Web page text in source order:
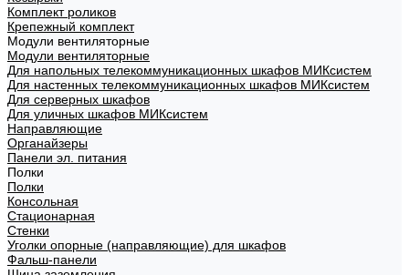
Комплект роликов
Крепежный комплект
Модули вентиляторные
Модули вентиляторные
Для напольных телекоммуникационных шкафов МИКсистем
Для настенных телекоммуникационных шкафов МИКсистем
Для серверных шкафов
Для уличных шкафов МИКсистем
Направляющие
Органайзеры
Панели эл. питания
Полки
Полки
Консольная
Стационарная
Стенки
Уголки опорные (направляющие) для шкафов
Фальш-панели